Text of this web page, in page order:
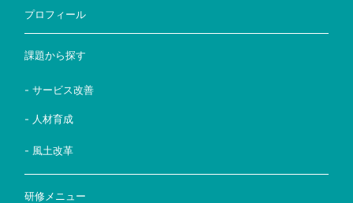
プロフィール
課題から探す
- サービス改善
- 人材育成
- 風土改革
研修メニュー